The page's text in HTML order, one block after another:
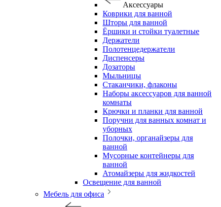
Аксессуары
Коврики для ванной
Шторы для ванной
Ёршики и стойки туалетные
Держатели
Полотенцедержатели
Диспенсеры
Дозаторы
Мыльницы
Стаканчики, флаконы
Наборы аксессуаров для ванной
комнаты
Крючки и планки для ванной
Поручни для ванных комнат и
уборных
Полочки, органайзеры для
ванной
Мусорные контейнеры для
ванной
Атомайзеры для жидкостей
Освещение для ванной
Мебель для офиса